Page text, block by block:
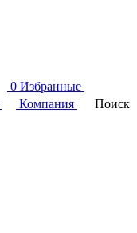
0 Избранные
Компания Поиск